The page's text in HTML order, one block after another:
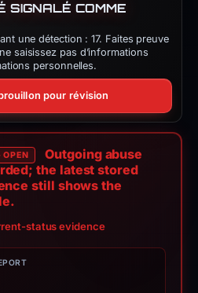
SIGNALÉ COMME
une détection : 17. Faites preuve
saisissez pas d’informations
personnelles.
pour révision
OPEN
Outgoing abuse
the latest stored
still shows the
status evidence